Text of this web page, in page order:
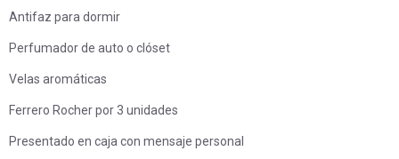
Antifaz para dormir
Perfumador de auto o clóset
Velas aromáticas
Ferrero Rocher por 3 unidades
Presentado en caja con mensaje personal